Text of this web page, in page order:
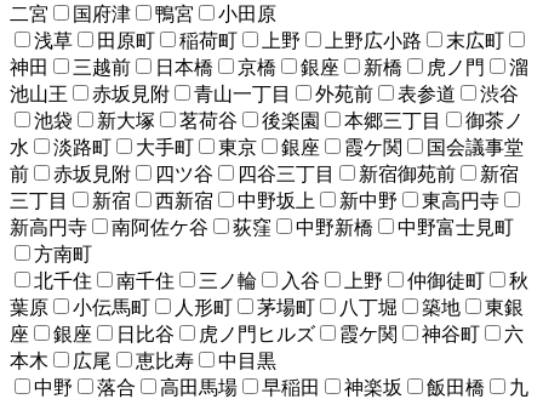
二宮
国府津 鴨宮
小田原
浅草
田原町 稲荷町 上野 上野広小路
末広町
神田
三越前 日本橋 京橋 銀座 新橋 虎ノ門
溜
池山王
赤坂見附 青山一丁目 外苑前 表参道
渋谷
池袋
新大塚 茗荷谷 後楽園 本郷三丁目
御茶ノ
水
淡路町 大手町 東京 銀座 霞ケ関
国会議事堂
前
赤坂見附 四ツ谷 四谷三丁目 新宿御苑前
新宿
三丁目
新宿 西新宿 中野坂上 新中野
東高円寺
新高円寺
南阿佐ケ谷 荻窪 中野新橋
中野富士見町
方南町
北千住
南千住 三ノ輪 入谷 上野 仲御徒町
秋
葉原
小伝馬町 人形町 茅場町 八丁堀 築地
東銀
座
銀座 日比谷 虎ノ門ヒルズ 霞ケ関 神谷町
六
本木
広尾 恵比寿
中目黒
中野
落合 高田馬場 早稲田 神楽坂 飯田橋
九